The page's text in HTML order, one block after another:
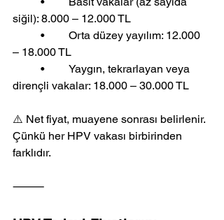
siğil): 8.000 – 12.000 TL
– 18.000 TL
dirençli vakalar: 18.000 – 30.000 TL
⚠️ Net fiyat, muayene sonrası belirlenir.
Çünkü her HPV vakası birbirinden
farklıdır.
⸻